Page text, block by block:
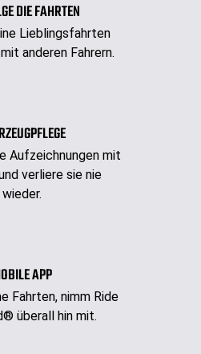
DIE FAHRTEN
Lieblingsfahrten
anderen Fahrern.
Aufzeichnungen mit
verliere sie nie
wieder.
APP
Fahrten, nimm Ride
überall hin mit.